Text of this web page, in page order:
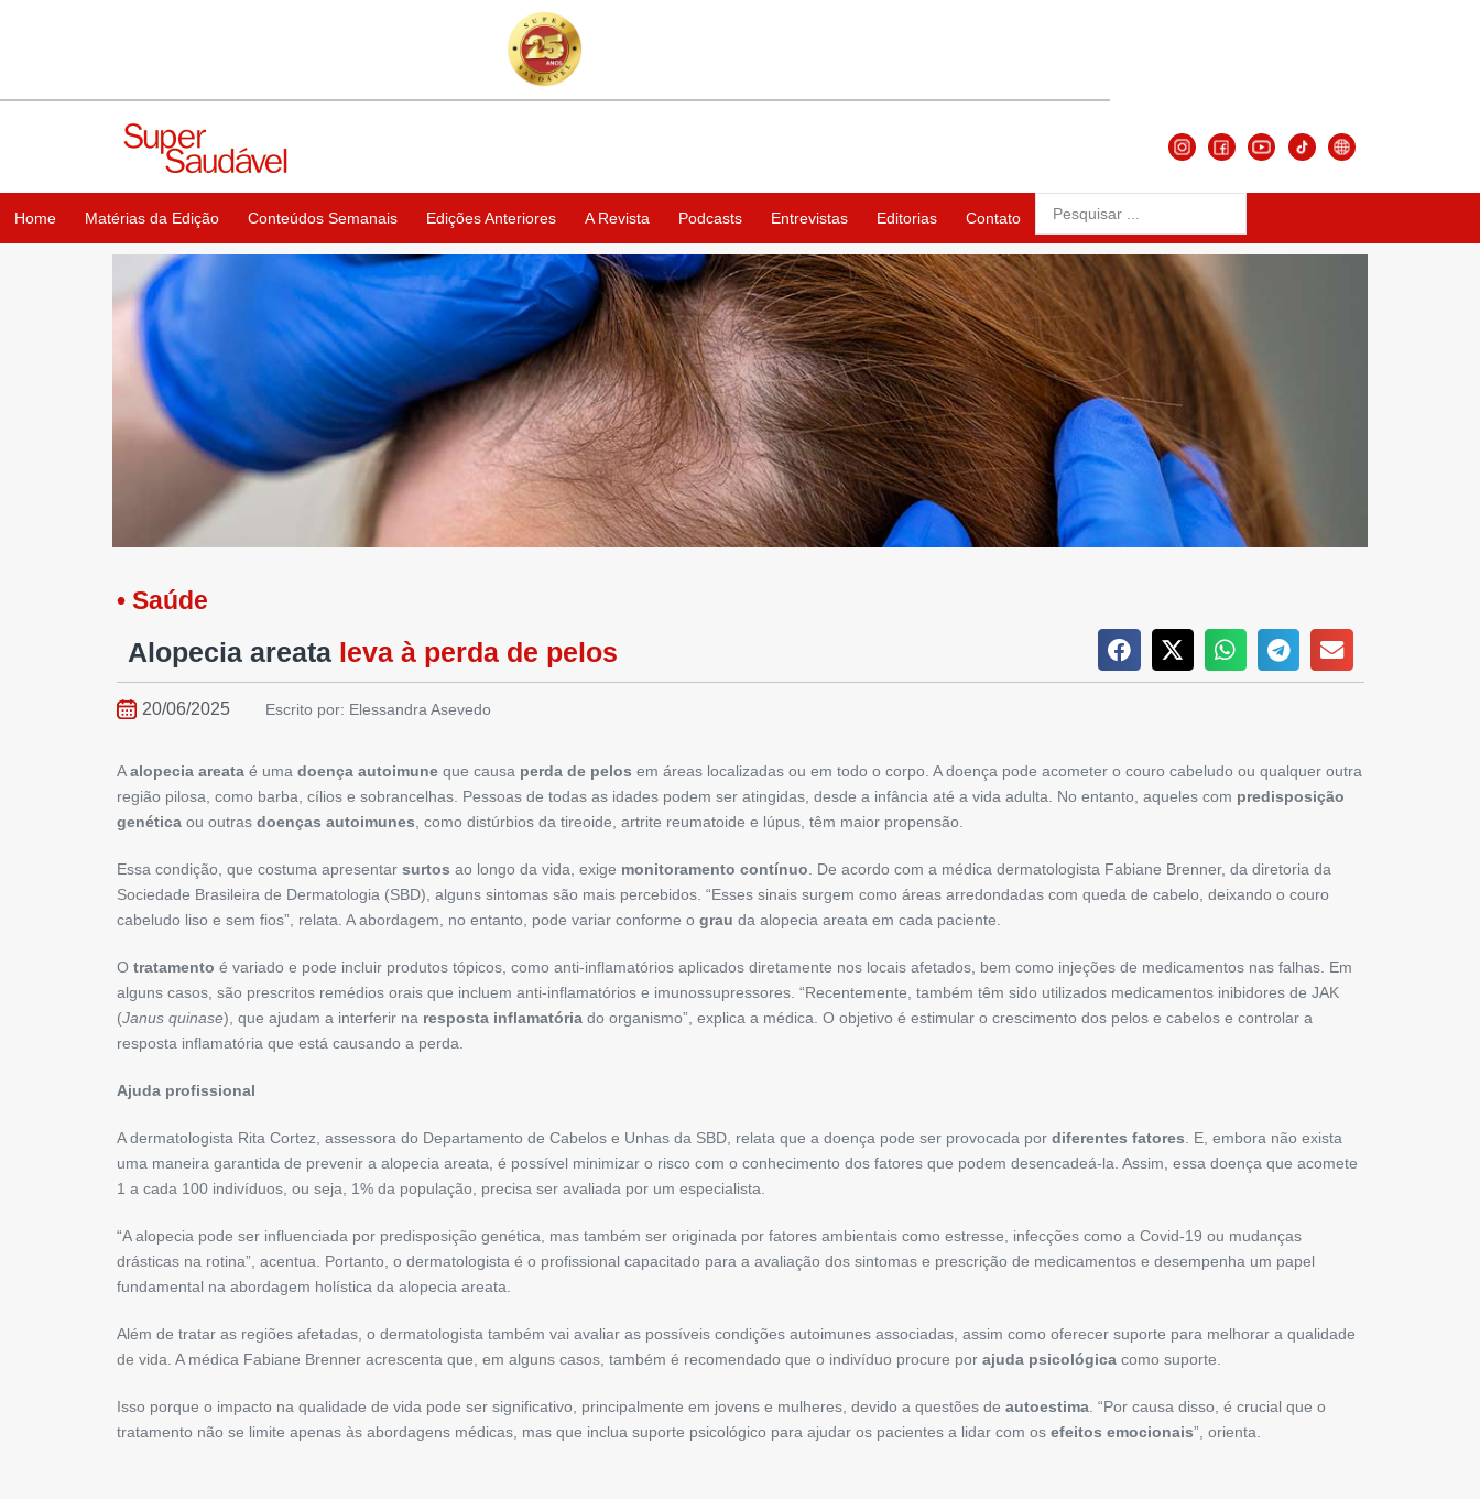
Home Matérias da Edição Conteúdos Semanais Edições Anteriores A Revista Podcasts Entrevistas Editorias Contato
• Saúde
Alopecia areata leva à perda de pelos
20/06/2025 Escrito por: Elessandra Asevedo
Aalopecia areataé uma doença autoimuneque causa perda de pelos em áreas localizadas ou em todo o corpo. A doença pode acometer o couro cabeludo ou qualquer outra
região pilosa, como barba, cílios e sobrancelhas. Pessoas de todas as idades podem ser atingidas, desde a infância até a vida adulta. No entanto, aqueles com predisposição
genéticaou outras doenças autoimunes, como distúrbios da tireoide, artrite reumatoide e lúpus, têm maior propensão.
Essa condição, que costuma apresentar surtos ao longo da vida, exige monitoramento contínuo. De acordo com a médica dermatologista Fabiane Brenner, da diretoria da
Sociedade Brasileira de Dermatologia (SBD), alguns sintomas são mais percebidos. “Esses sinais surgem como áreas arredondadas com queda de cabelo, deixando o couro
cabeludo liso e sem fios”, relata. A abordagem, no entanto, pode variar conforme o grau da alopecia areata em cada paciente.
O tratamento é variado e pode incluir produtos tópicos, como anti-inflamatórios aplicados diretamente nos locais afetados, bem como injeções de medicamentos nas falhas. Em
alguns casos, são prescritos remédios orais que incluem anti-inflamatórios e imunossupressores. “Recentemente, também têm sido utilizados medicamentos inibidores de JAK
(Janus quinase), que ajudam a interferir na resposta inflamatóriado organismo”, explica a médica. O objetivo é estimular o crescimento dos pelos e cabelos e controlar a
resposta inflamatória que está causando a perda.
Ajuda profissional
A dermatologista Rita Cortez, assessora do Departamento de Cabelos e Unhas da SBD, relata que a doença pode ser provocada por diferentes fatores. E, embora não exista
uma maneira garantida de prevenir a alopecia areata, é possível minimizar o risco com o conhecimento dos fatores que podem desencadeá-la. Assim, essa doença que acomete
1 a cada 100 indivíduos, ou seja, 1% da população, precisa ser avaliada por um especialista.
“A alopecia pode ser influenciada por predisposição genética, mas também ser originada por fatores ambientais como estresse, infecções como a Covid-19 ou mudanças
drásticas na rotina”, acentua. Portanto, o dermatologista é o profissional capacitado para a avaliação dos sintomas e prescrição de medicamentos e desempenha um papel
fundamental na abordagem holística da alopecia areata.
Além de tratar as regiões afetadas, o dermatologista também vai avaliar as possíveis condições autoimunes associadas, assim como oferecer suporte para melhorar a qualidade
de vida. A médica Fabiane Brenner acrescenta que, em alguns casos, também é recomendado que o indivíduo procure por ajuda psicológicacomo suporte.
Isso porque o impacto na qualidade de vida pode ser significativo, principalmente em jovens e mulheres, devido a questões de autoestima. “Por causa disso, é crucial que o
tratamento não se limite apenas às abordagens médicas, mas que inclua suporte psicológico para ajudar os pacientes a lidar com os efeitos emocionais”, orienta.